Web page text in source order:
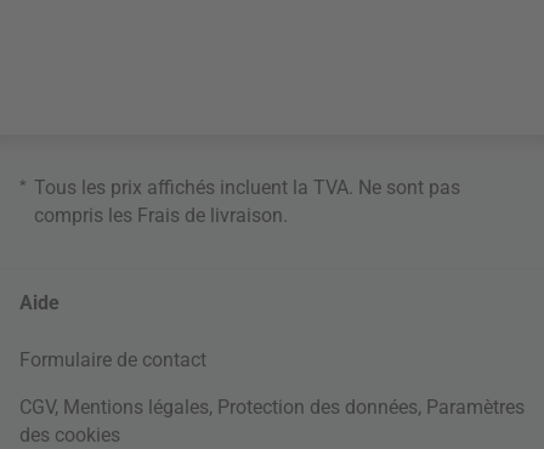
* Tous les prix affichés incluent la TVA. Ne sont pas
compris les Frais de livraison
Aide
Formulaire de contact
CGV, Mentions légales, Protection des données, Paramètres
des cookies